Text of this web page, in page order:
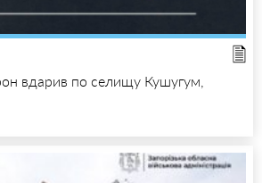
вдарив по селищу Кушугум,